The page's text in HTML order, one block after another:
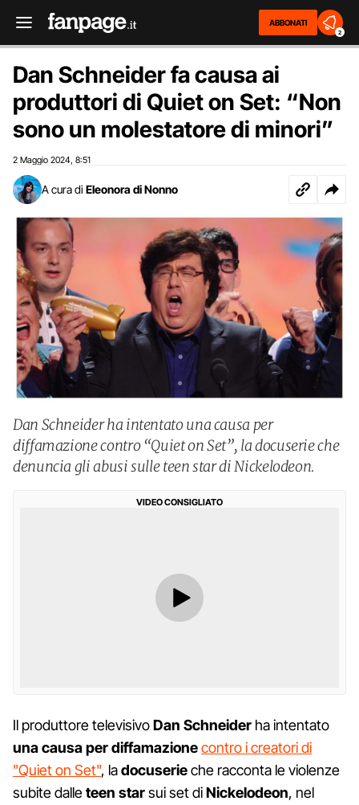
ABBONATI
2
Dan Schneider fa causa ai
produttori di Quiet on Set: “Non
sono un molestatore di minori”
2 Maggio 2024 8:51
A cura di Eleonora di Nonno
Dan Schneider ha intentato una causa per
diffamazione contro “Quiet on Set”, la docuserie che
denuncia gli abusi sulle teen star di Nickelodeon.
VIDEO CONSIGLIATO
Il produttore televisivoDan Schneider ha intentato
una causa per diffamazionecontro i creatori di
"Quiet on Set", ladocuserieche racconta le violenze
subite dalleteen starsui set diNickelodeon, nel